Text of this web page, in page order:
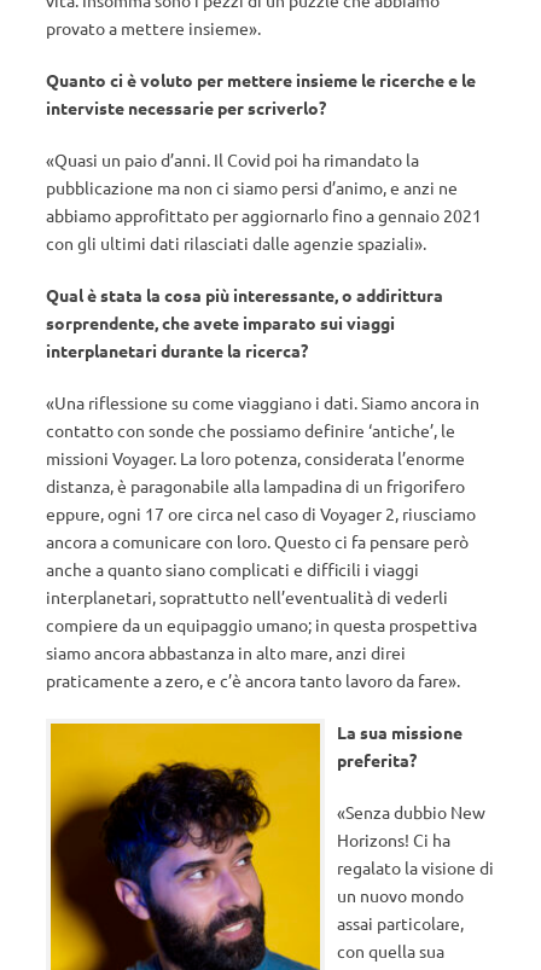
provato a mettere insieme».
Quanto ci è voluto per mettere insieme le ricerche e le
interviste necessarie per scriverlo?
«Quasi un paio d’anni. Il Covid poi ha rimandato la
pubblicazione ma non ci siamo persi d’animo, e anzi ne
abbiamo approfittato per aggiornarlo fino a gennaio 2021
con gli ultimi dati rilasciati dalle agenzie spaziali».
Qual è stata la cosa più interessante, o addirittura
sorprendente, che avete imparato sui viaggi
interplanetari durante la ricerca?
«Una riflessione su come viaggiano i dati. Siamo ancora in
contatto con sonde che possiamo definire ‘antiche’, le
missioni Voyager. La loro potenza, considerata l’enorme
distanza, è paragonabile alla lampadina di un frigorifero
eppure, ogni 17 ore circa nel caso di Voyager 2, riusciamo
ancora a comunicare con loro. Questo ci fa pensare però
anche a quanto siano complicati e difficili i viaggi
interplanetari, soprattutto nell’eventualità di vederli
compiere da un equipaggio umano; in questa prospettiva
siamo ancora abbastanza in alto mare, anzi direi
praticamente a zero, e c’è ancora tanto lavoro da fare».
La sua missione
preferita?
«Senza dubbio New
Horizons! Ci ha
regalato la visione di
un nuovo mondo
assai particolare,
con quella sua